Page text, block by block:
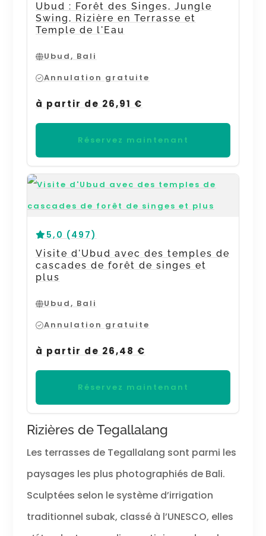
Ubud : Forêt des Singes, Jungle
Swing, Rizière en Terrasse et
Temple de l'Eau
Ubud, Bali
Annulation gratuite
à partir de 26,91 €
Réservez maintenant
5,0 (497)
Visite d'Ubud avec des temples de
cascades de forêt de singes et
plus
Ubud, Bali
Annulation gratuite
à partir de 26,48 €
Réservez maintenant
Rizières de Tegallalang
Les terrasses de Tegallalang sont parmi les
paysages les plus photographiés de Bali.
Sculptées selon le système d’irrigation
traditionnel subak, classé à l’UNESCO, elles